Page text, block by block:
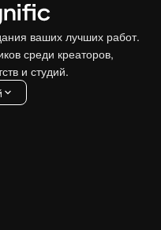
ваших лучших работ.
среди креаторов,
и студий.